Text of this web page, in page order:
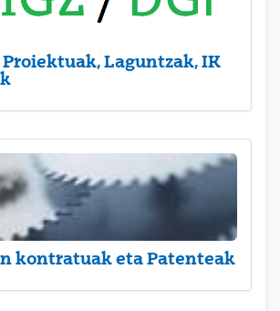
Laguntzak, IK
kontratuak eta Patenteak